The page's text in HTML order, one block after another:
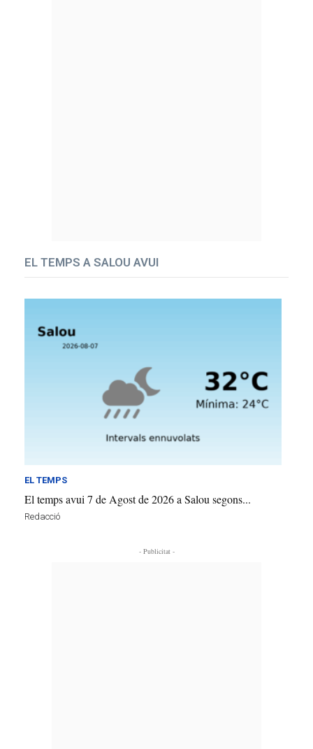
EL TEMPS A SALOU AVUI
EL TEMPS
El temps avui 7 de Agost de 2026 a Salou segons...
Redacció
- Publicitat -